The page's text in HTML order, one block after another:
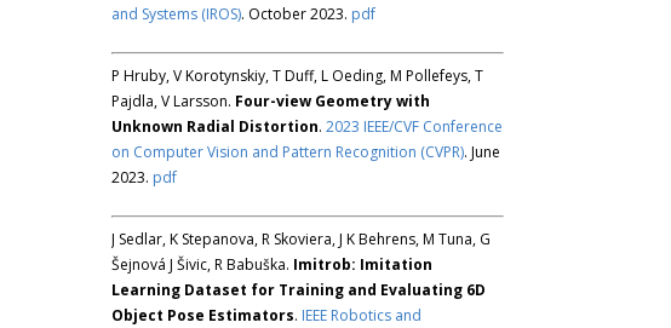
and Systems (IROS). October 2023. pdf
P Hruby, V Korotynskiy, T Duff, L Oeding, M Pollefeys, T
Pajdla, V Larsson. Four-view Geometry with
Unknown Radial Distortion. 2023 IEEE/CVF Conference
on Computer Vision and Pattern Recognition (CVPR). June
2023. pdf
J Sedlar, K Stepanova, R Skoviera, J K Behrens, M Tuna, G
Šejnová J Šivic, R Babuška. Imitrob: Imitation
Learning Dataset for Training and Evaluating 6D
Object Pose Estimators. IEEE Robotics and